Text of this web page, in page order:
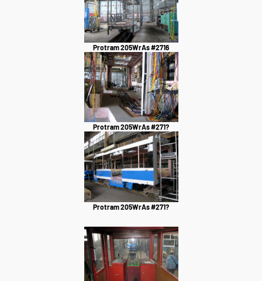
Protram 205WrAs #2716
Protram 205WrAs #271?
Protram 205WrAs #271?